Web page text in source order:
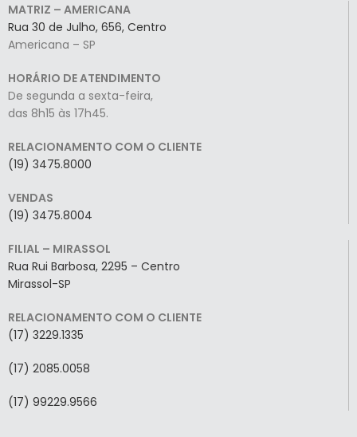
MATRIZ – AMERICANA
Rua 30 de Julho, 656, Centro
Americana – SP
HORÁRIO DE ATENDIMENTO
De segunda a sexta-feira,
das 8h15 às 17h45.
RELACIONAMENTO COM O CLIENTE
(19) 3475.8000
VENDAS
(19) 3475.8004
FILIAL – MIRASSOL
Rua Rui Barbosa, 2295 – Centro
Mirassol-SP
RELACIONAMENTO COM O CLIENTE
(17) 3229.1335
(17) 2085.0058
(17) 99229.9566